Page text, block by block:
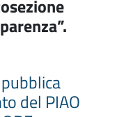
del PIAO